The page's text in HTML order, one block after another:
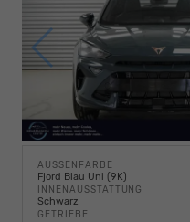
AUSSENFARBE
Fjord Blau Uni (9K)
INNENAUSSTATTUNG
Schwarz
GETRIEBE